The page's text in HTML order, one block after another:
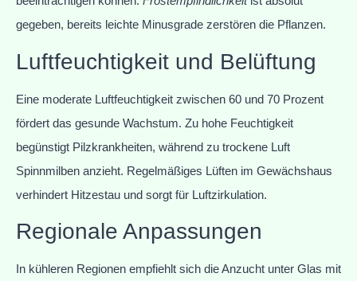
gegeben, bereits leichte Minusgrade zerstören die Pflanzen.
Luftfeuchtigkeit und Belüftung
Eine moderate Luftfeuchtigkeit zwischen 60 und 70 Prozent
fördert das gesunde Wachstum. Zu hohe Feuchtigkeit
begünstigt Pilzkrankheiten, während zu trockene Luft
Spinnmilben anzieht. Regelmäßiges Lüften im Gewächshaus
verhindert Hitzestau und sorgt für Luftzirkulation.
Regionale Anpassungen
In kühleren Regionen empfiehlt sich die Anzucht unter Glas mit